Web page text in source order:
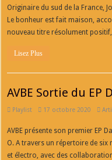
Originaire du sud de la France,
Le bonheur est fait maison,
nouveau titre résolument
Lisez Plus
AVBE Sortie du EP
Playlist 17 octobre 2020
AVBE présente son premier EP
O. A travers un répertoire de six
et électro, avec des